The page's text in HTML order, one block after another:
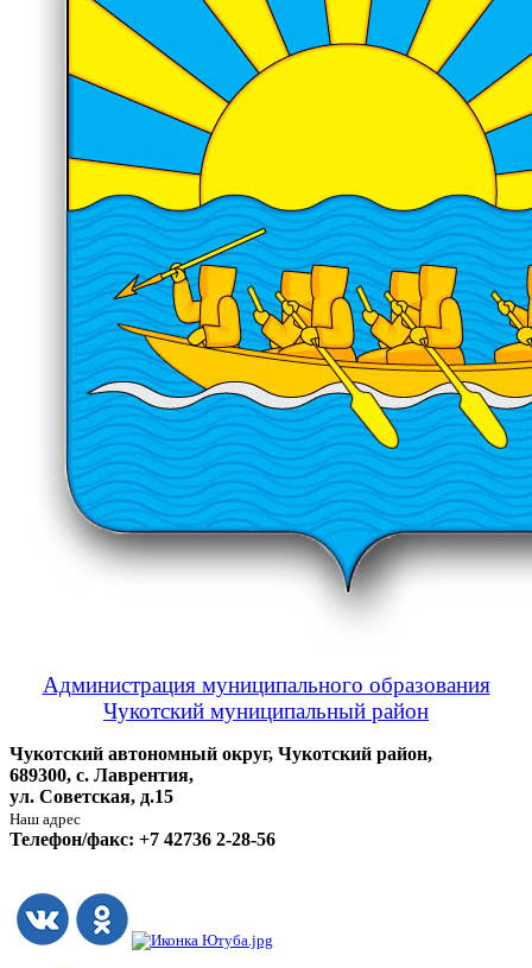
Администрация муниципального образования
Чукотский муниципальный район
Чукотский автономный округ, Чукотский район,
689300, с. Лаврентия,
ул. Советская, д.15
Наш адрес
Телефон/факс: +7 42736 2-28-56